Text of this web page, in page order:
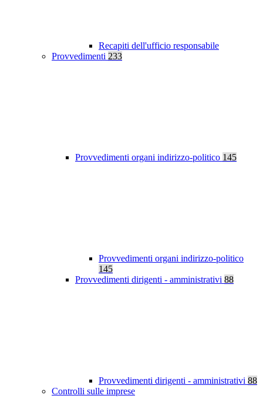
Recapiti dell'ufficio responsabile
Provvedimenti 233
Provvedimenti organi indirizzo-politico 145
Provvedimenti organi indirizzo-politico
145
Provvedimenti dirigenti - amministrativi 88
Provvedimenti dirigenti - amministrativi 88
Controlli sulle imprese